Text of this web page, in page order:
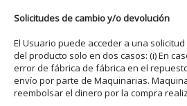
Solicitudes de cambio y/o devolución
El Usuario puede acceder a una
del producto solo en dos casos: (i) En
error de fábrica de fábrica en el
envío por parte de Maquinarias.
reembolsar el dinero por la compra